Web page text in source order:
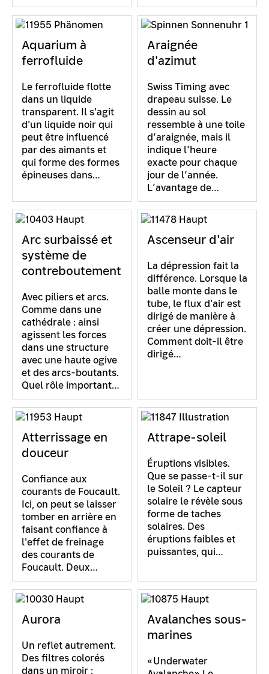
Aquarium à
ferrofluide
Le ferrofluide flotte
dans un liquide
transparent. Il s'agit
d'un liquide noir qui
peut être influencé
par des aimants et
qui forme des formes
épineuses dans…
Araignée
d'azimut
Swiss Timing avec
drapeau suisse. Le
dessin au sol
ressemble à une toile
d’araignée, mais il
indique l’heure
exacte pour chaque
jour de l’année.
L’avantage de…
Arc surbaissé et
système de
contreboutement
Avec piliers et arcs.
Comme dans une
cathédrale : ainsi
agissent les forces
dans une structure
avec une haute ogive
et des arcs-boutants.
Quel rôle important…
Ascenseur d'air
La dépression fait la
différence. Lorsque la
balle monte dans le
tube, le flux d'air est
dirigé de manière à
créer une dépression.
Comment doit-il être
dirigé…
Atterrissage en
douceur
Confiance aux
courants de Foucault.
Ici, on peut se laisser
tomber en arrière en
faisant confiance à
l'effet de freinage
des courants de
Foucault. Deux…
Attrape-soleil
Éruptions visibles.
Que se passe-t-il sur
le Soleil ? Le capteur
solaire le révèle sous
forme de taches
solaires. Des
éruptions faibles et
puissantes, qui…
Aurora
Un reflet autrement.
Des filtres colorés
dans un miroir :
Avalanches sous-
marines
«Underwater